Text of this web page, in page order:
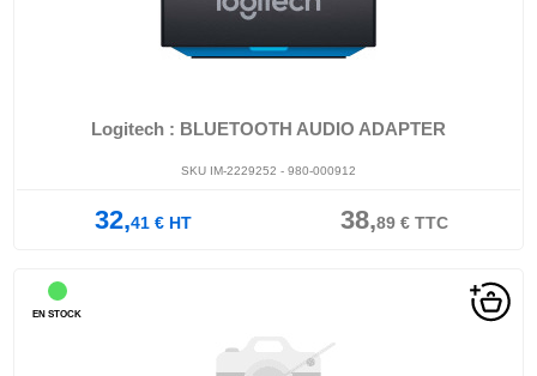
Logitech : BLUETOOTH AUDIO ADAPTER
SKU IM-2229252 - 980-000912
32,41€HT 38,89€TTC
EN STOCK